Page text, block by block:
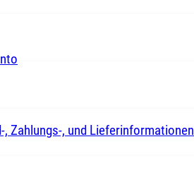
, Zahlungs-, und Lieferinformationen